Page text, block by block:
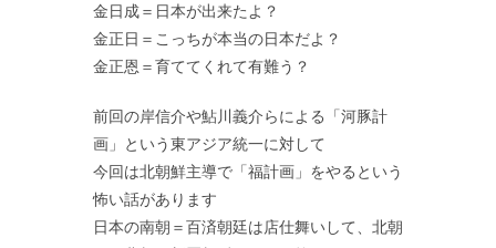
金日成＝日本が出来たよ？
金正日＝こっちが本当の日本だよ？
金正恩＝育ててくれて有難う？
前回の岸信介や鮎川義介らによる「河豚計
画」という東アジア統一に対して
今回は北朝鮮主導で「福計画」をやるという
怖い話があります
日本の南朝＝百済朝廷は店仕舞いして、北朝